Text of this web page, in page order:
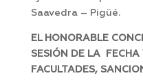
Saavedra – Pigüé.
EL HONORABLE
SESIÓN DE LA FECHA
FACULTADES,